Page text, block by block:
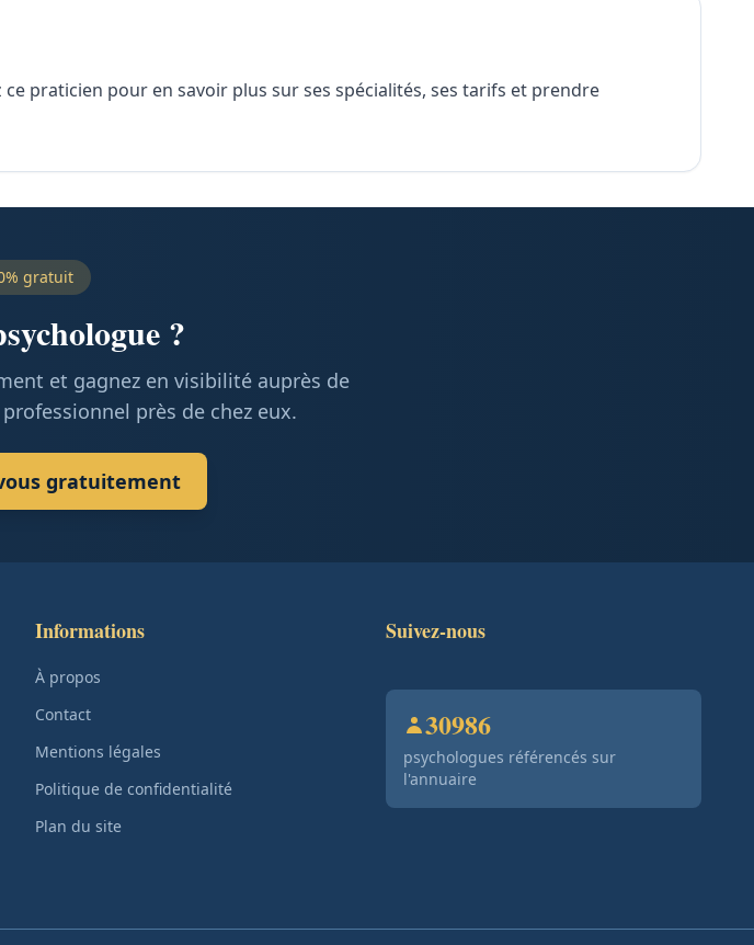
praticien pour en savoir plus sur ses spécialités, ses tarifs et prendre
gratuit
?
et gagnez en visibilité auprès de
près de chez eux.
gratuitement
Informations
À propos
Contact
Mentions légales
Politique de confidentialité
Plan du site
Suivez-nous
30986
psychologues référencés sur
l'annuaire